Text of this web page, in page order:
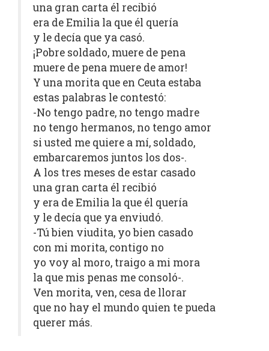
una gran carta él recibió
era de Emilia la que él quería
y le decía que ya casó.
¡Pobre soldado, muere de pena
muere de pena muere de amor!
Y una morita que en Ceuta estaba
estas palabras le contestó:
-No tengo padre, no tengo madre
no tengo hermanos, no tengo amor
si usted me quiere a mí, soldado,
embarcaremos juntos los dos-.
A los tres meses de estar casado
una gran carta él recibió
y era de Emilia la que él quería
y le decía que ya enviudó.
-Tú bien viudita, yo bien casado
con mi morita, contigo no
yo voy al moro, traigo a mi mora
la que mis penas me consoló-.
Ven morita, ven, cesa de llorar
que no hay el mundo quien te pueda
querer más.